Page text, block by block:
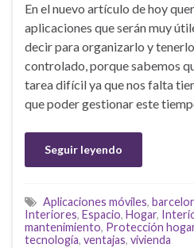
En el nuevo artículo de hoy
aplicaciones que serán muy
decir para organizarlo y
controlado, porque sabemos
tarea difícil ya que nos falta
que poder gestionar este
Seguir leyendo
Aplicaciones móviles,
Interiores, Espacio, Hogar,
mantenimiento, Protección
tecnología, ventajas, vivienda